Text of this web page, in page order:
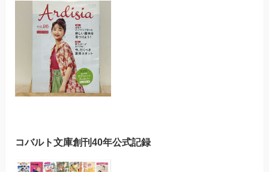
コバルト文庫創刊40年公式記録